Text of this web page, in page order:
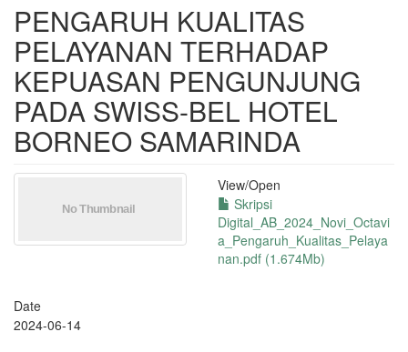
PENGARUH KUALITAS
PELAYANAN TERHADAP
KEPUASAN PENGUNJUNG
PADA SWISS-BEL HOTEL
BORNEO SAMARINDA
View/Open
Skripsi
Digital_AB_2024_Novi_Octavi
a_Pengaruh_Kualitas_Pelaya
nan.pdf (1.674Mb)
Date
2024-06-14